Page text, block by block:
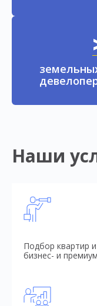
Наши
Подбор квартир
бизнес- и